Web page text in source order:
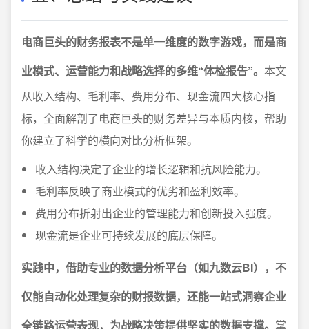
电商巨头的财务报表不是单一维度的数字游戏，而是商
业模式、运营能力和战略选择的多维“体检报告”。 本文
从收入结构、毛利率、费用分布、现金流四大核心指
标，全面解剖了电商巨头的财务差异与本质内核，帮助
你建立了科学的横向对比分析框架。
收入结构决定了企业的增长逻辑和抗风险能力。
毛利率反映了商业模式的优劣和盈利效率。
费用分布折射出企业的管理能力和创新投入强度。
现金流是企业可持续发展的底层保障。
实践中，借助专业的数据分析平台（如九数云BI），不
仅能自动化处理复杂的财报数据，还能一站式洞察企业
全链路运营表现，为战略决策提供坚实的数据支撑。 掌